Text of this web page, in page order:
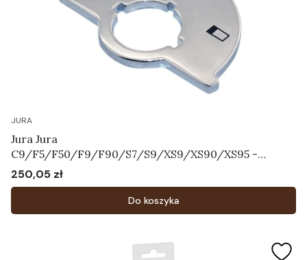
JURA
Jura Jura
C9/F5/F50/F9/F90/S7/S9/XS9/XS90/XS95 -
Tarcza ze skalą Art.64731
Cena
250,05 zł
Do koszyka